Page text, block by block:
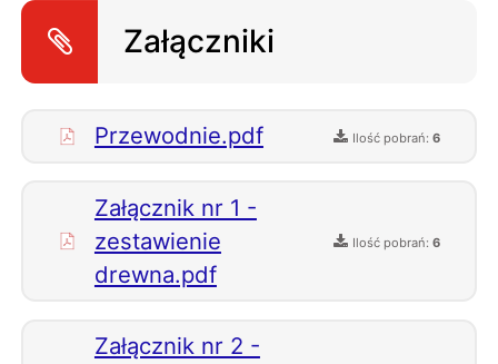
Załączniki
Przewodnie.pdf Ilość pobrań: 6
Załącznik nr 1 -
zestawienie
drewna.pdf
Ilość pobrań: 6
Załącznik nr 2 -